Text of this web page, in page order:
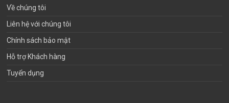
Về chúng tôi
Liên hệ với chúng tôi
Chính sách bảo mật
Hỗ trợ Khách hàng
Tuyển dụng